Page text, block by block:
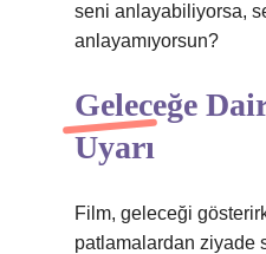
seni anlayabiliyorsa,
anlayamıyorsun?
Geleceğe
Uyarı
Film, geleceği
patlamalardan ziyade